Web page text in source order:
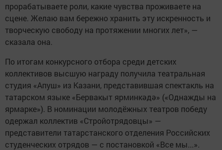
прорабатываете роли, какие чувства проживаете на
сцене. Желаю вам бережно хранить эту искренность и
творческую свободу на протяжении многих лет», —
сказала она.
По итогам конкурсного отбора среди детских
коллективов высшую награду получила театральная
студия «Апуш» из Казани, представившая спектакль на
татарском языке «Бервакыт ярминкәдә» («Однажды на
ярмарке»). В номинации молодёжных театров победу
одержал коллектив «Стройотрядовцы» —
представители татарстанского отделения Российских
студенческих отрядов — с постановкой «Все мы...».